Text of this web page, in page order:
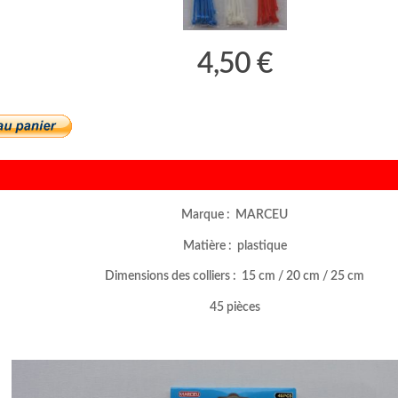
4,50 €
Marque : MARCEU
Matière : plastique
Dimensions des colliers : 15 cm / 20 cm / 25 cm
45 pièces